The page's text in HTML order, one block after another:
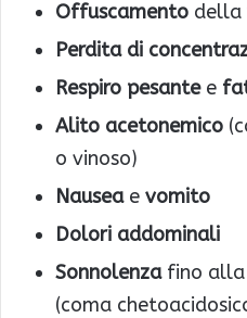
Offuscamento della
Perdita di
Respiro pesantee
Alito acetonemico
o vinoso)
Nauseae vomito
Dolori addominali
Sonnolenzafino alla
(coma